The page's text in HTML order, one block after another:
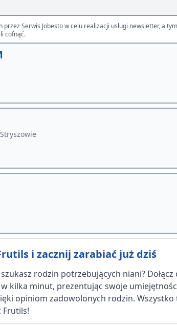
Serwis Jobesto w celu realizacji usługi newsletter, a
cofnąć.
i zacznij zarabiać już dziś
rodzin potrzebujących niani?
kilka minut, prezentując swoje
opiniom zadowolonych rodzin.
Frutils!